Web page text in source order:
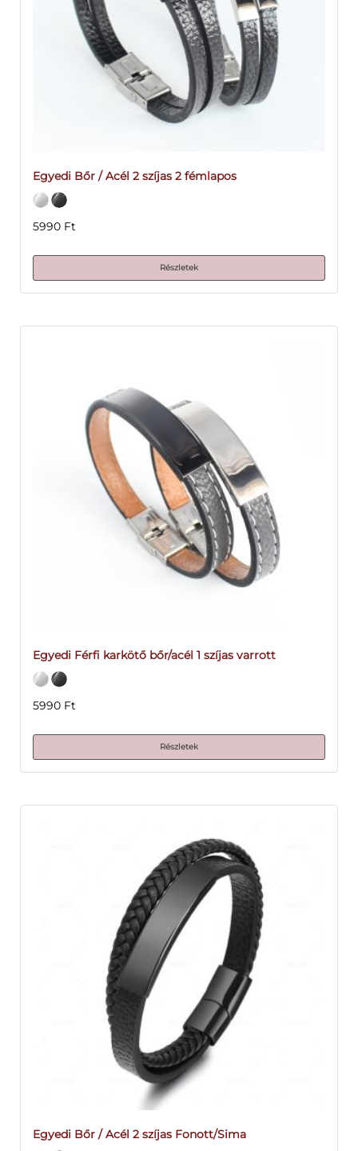
Egyedi Bőr / Acél 2 szíjas 2 fémlapos
5990 Ft
Részletek
Egyedi Férfi karkötő bőr/acél 1 szíjas varrott
5990 Ft
Részletek
Egyedi Bőr / Acél 2 szíjas Fonott/Sima